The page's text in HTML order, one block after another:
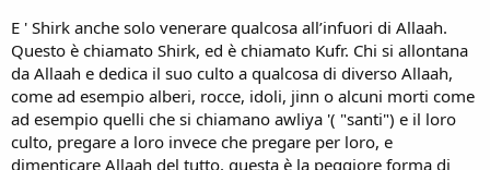
E ' Shirk anche solo venerare qualcosa all’infuori di Allaah.
Questo è chiamato Shirk, ed è chiamato Kufr. Chi si allontana
da Allaah e dedica il suo culto a qualcosa di diverso Allaah,
come ad esempio alberi, rocce, idoli, jinn o alcuni morti come
ad esempio quelli che si chiamano awliya '( "santi") e il loro
culto, pregare a loro invece che pregare per loro, e
dimenticare Allaah del tutto, questa è la peggiore forma di